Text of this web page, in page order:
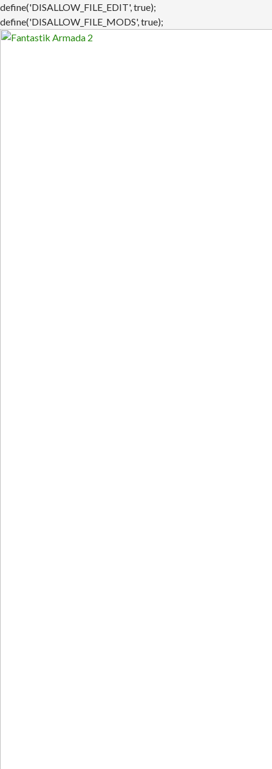
define('DISALLOW_FILE_EDIT', true);
define('DISALLOW_FILE_MODS', true);